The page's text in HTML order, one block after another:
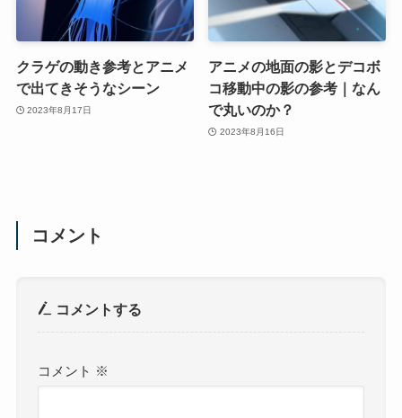
クラゲの動き参考とアニメ
で出てきそうなシーン
2023年8月17日
アニメの地面の影とデコボ
コ移動中の影の参考｜なん
で丸いのか？
2023年8月16日
コメント
コメントする
コメント ※